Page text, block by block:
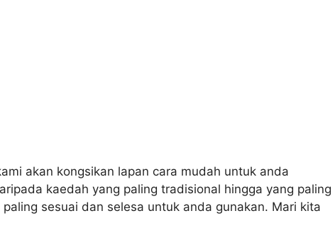
akan kongsikan lapan cara mudah untuk anda
kaedah yang paling tradisional hingga yang paling
sesuai dan selesa untuk anda gunakan. Mari kita